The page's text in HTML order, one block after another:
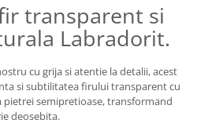
transparent si
Labradorit.
cu grija si atentie la detalii, acest
si subtilitatea firului transparent cu
pietrei semipretioase, transformand
deosebita.